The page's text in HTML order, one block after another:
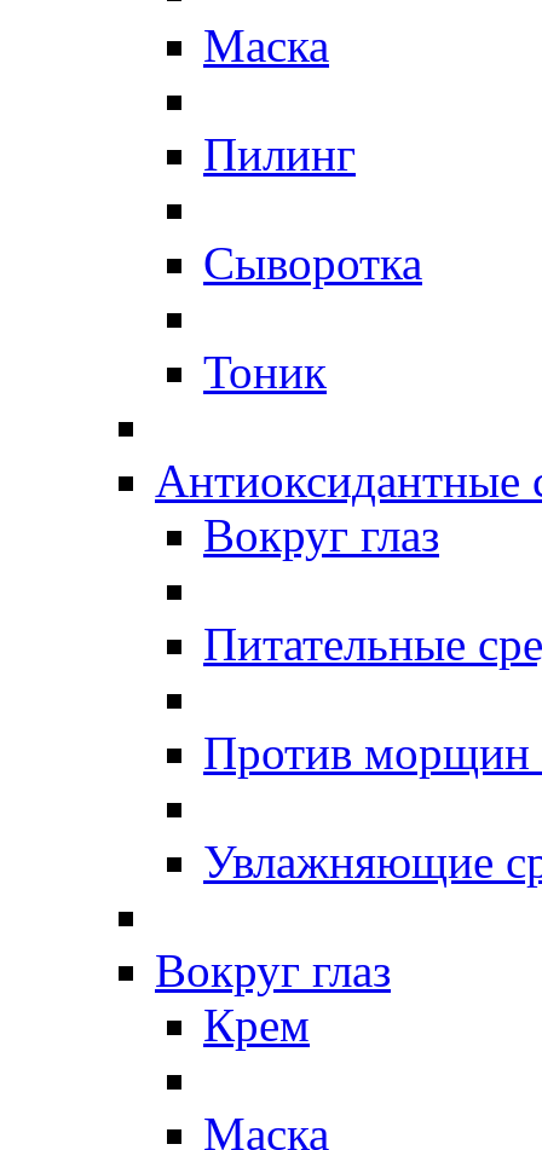
Маска
Пилинг
Сыворотка
Тоник
Антиоксидантные
Вокруг глаз
Питательные
Против
Увлажняющие
Вокруг глаз
Крем
Маска